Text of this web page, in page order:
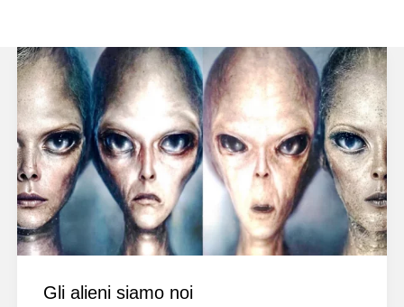
Gli alieni siamo noi